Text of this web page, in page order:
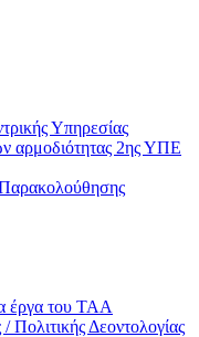
Υπηρεσίας
αρμοδιότητας 2ης ΥΠΕ
έργα του ΤΑΑ
Πολιτικής Δεοντολογίας